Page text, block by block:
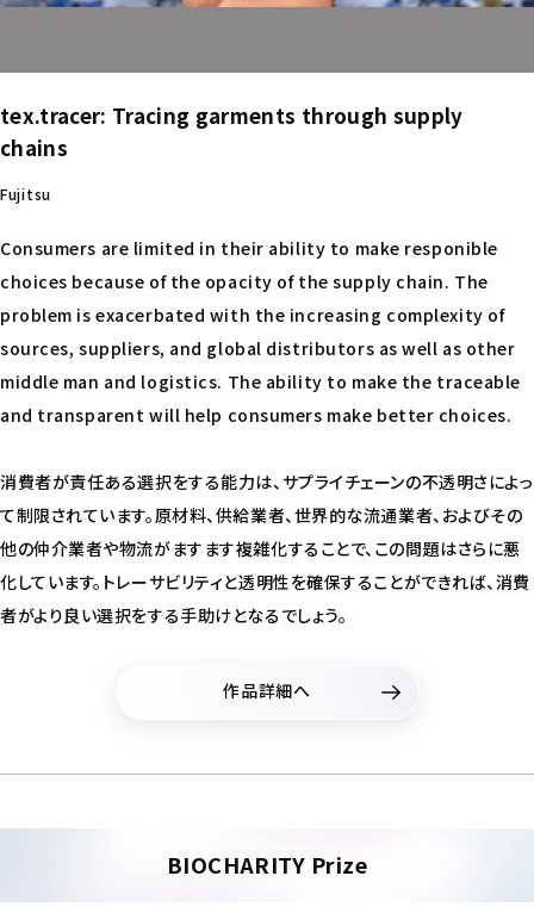
tex.tracer: Tracing garments through supply
chains
Fujitsu
Consumers are limited in their ability to make responible
choices because of the opacity of the supply chain. The
problem is exacerbated with the increasing complexity of
sources, suppliers, and global distributors as well as other
middle man and logistics. The ability to make the traceable
and transparent will help consumers make better choices.
消費者が責任ある選択をする能力は、サプライチェーンの不透明さによっ
て制限されています。原材料、供給業者、世界的な流通業者、およびその
他の仲介業者や物流がますます複雑化することで、この問題はさらに悪
化しています。トレーサビリティと透明性を確保することができれば、消費
者がより良い選択をする手助けとなるでしょう。
作品詳細へ
BIOCHARITY Prize